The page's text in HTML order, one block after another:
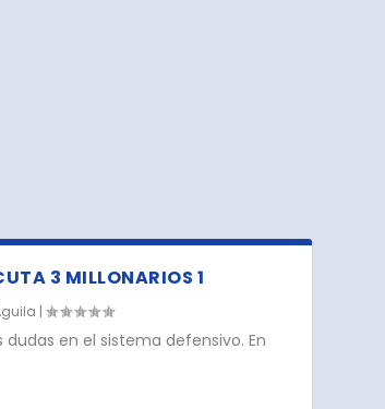
3 MILLONARIOS 1
|
en el sistema defensivo. En